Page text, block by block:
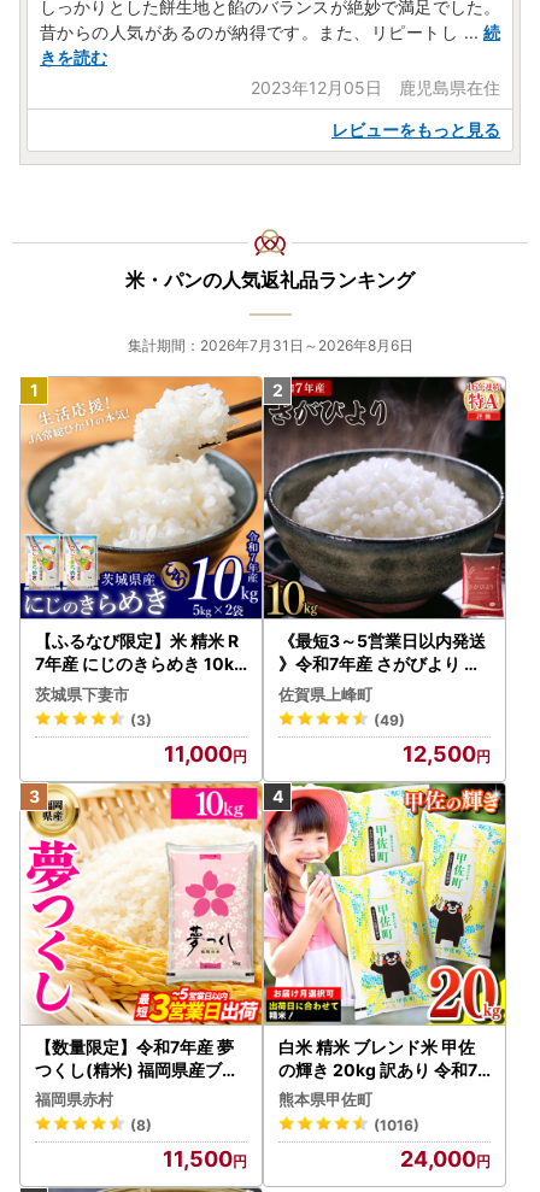
しっかりとした餅生地と餡のバランスが絶妙で満足でした。
昔からの人気があるのが納得です。また、リピートし ... 続
きを読む
2023年12月05日 鹿児島県在住
レビューをもっと見る
米・パンの人気返礼品ランキング
集計期間：2026年7月31日～2026年8月6日
【ふるなび限定】米 精米 R
7年産 にじのきらめき 10kg
10月 FN-Limited-PR
茨城県下妻市
(3)
11,000
《最短3～5営業日以内発送
》令和7年産 さがびより 佐
賀県産（精米）10kg
佐賀県上峰町
(49)
12,500
【数量限定】令和7年産 夢
つくし(精米) 福岡県産ブラ
ンド米 10kg (品番:3X11R7)
福岡県赤村
(8)
11,500
白米 精米 ブレンド米 甲佐
の輝き 20kg 訳あり 令和7
年産 【価格改定ZS】
熊本県甲佐町
(1016)
24,000